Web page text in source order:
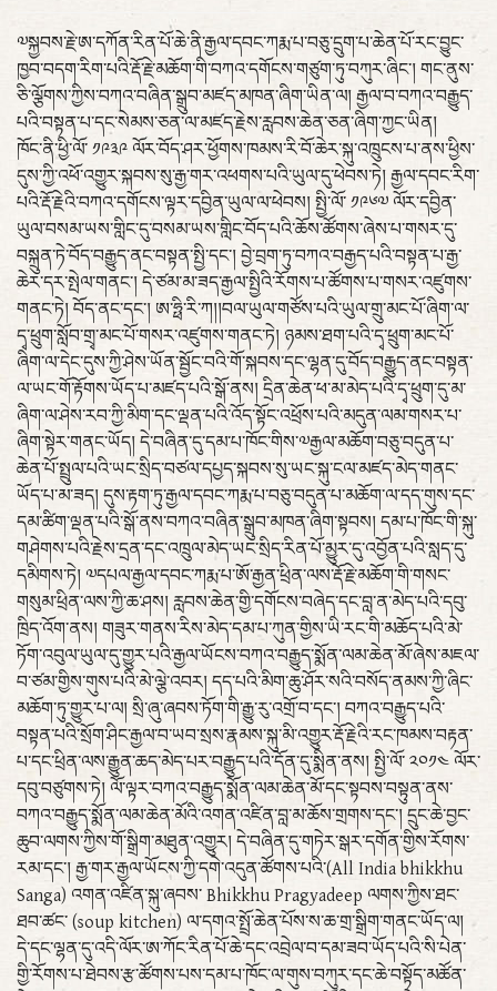
༧སྐྱབས་རྗེ་ཨ་དཀོན་རིན་པོ་ཆེ་ནི་རྒྱལ་དབང་ཀརྨ་པ་བཅུ་དྲུག་པ་ཆེན་པོ་རང་བྱུང་
ཁྱབ་བདག་རིག་པའི་རྡོ་རྗེ་མཆོག་གི་བཀའ་དགོངས་གཙུག་ཏུ་བཀུར་ཞིང་། གང་ནུས་
ཅི་ལྕོགས་ཀྱིས་བཀའ་བཞིན་སྒྲུབ་མཛད་མཁན་ཞིག་ཡིན་ལ། རྒྱལ་བ་བཀའ་བརྒྱུད་
པའི་བསྟན་པ་དང་སེམས་ཅན་ལ་མཛད་རྗེས་རླབས་ཆེན་ཅན་ཞིག་ཀྱང་ཡིན།
ཁོང་ནི་ཕྱི་ལོ་ ༡༩༣༩ ལོར་བོད་ཤར་ཕྱོགས་ཁམས་རི་བོ་ཆེར་སྐུ་འཁྲུངས་པ་ནས་ཕྱིས་
དུས་ཀྱི་འཕོ་འགྱུར་སྐབས་སུ་རྒྱ་གར་འཕགས་པའི་ཡུལ་དུ་ཕེབས་ཏེ། རྒྱལ་དབང་རིག་
པའི་རྡོ་རྗེའི་བཀའ་དགོངས་ལྟར་དབྱིན་ཡུལ་ལ་ཕེབས། སྤྱི་ལོ་ ༡༩༦༧ ལོར་དབྱིན་
ཡུལ་བསམ་ཡས་གླིང་དུ་བསམ་ཡས་གླིང་བོད་པའི་ཆོས་ཚོགས་ཞེས་པ་གསར་དུ་
བསྐྲུན་ཏེ་བོད་བརྒྱུད་ནང་བསྟན་སྤྱི་དང་། བྱེ་བྲག་ཏུ་བཀའ་བརྒྱད་པའི་བསྟན་པ་རྒྱ་
ཆེར་དར་སྤེལ་གནང་། དེ་ཙམ་མ་ཟད་རྒྱལ་སྤྱིའི་རོགས་པ་ཚོགས་པ་གསར་འཛུགས་
གནང་ཏེ། བོད་ནང་དང་། ཨ་ཧྥི་རི་ཀ།།བལ་ཡུལ་གཙོས་པའི་ཡུལ་གྲུ་མང་པོ་ཞིག་ལ་
དྭ་ཕྲུག་སློབ་གྲྭ་མང་པོ་གསར་འཛུགས་གནང་ཏེ། ཉམས་ཐག་པའི་དྭ་ཕྲུག་མང་པོ་
ཞིག་ལ་དེང་དུས་ཀྱི་ཤེས་ཡོན་སྦྱོང་བའི་གོ་སྐབས་དང་ལྷན་དུ་བོད་བརྒྱུད་ནང་བསྟན་
ལ་ཡང་གོ་རྟོགས་ཡོད་པ་མཛད་པའི་སྒོ་ནས། དྲིན་ཆེན་ཕ་མ་མེད་པའི་དྭ་ཕྲུག་དུ་མ་
ཞིག་ལ་ཤེས་རབ་ཀྱི་མིག་དང་ལྡན་པའི་འོད་སྟོང་འཕྲོས་པའི་མདུན་ལམ་གསར་པ་
ཞིག་སྟེར་གནང་ཡོད། དེ་བཞིན་དུ་དམ་པ་ཁོང་གིས་༧རྒྱལ་མཆོག་བཅུ་བདུན་པ་
ཆེན་པོ་སྤྲུལ་པའི་ཡང་སྲིད་བཙལ་དཔྱད་སྐབས་སུ་ཡང་སྐུ་ངལ་མཛད་མེད་གནང་
ཡོད་པ་མ་ཟད། དུས་རྟག་ཏུ་རྒྱལ་དབང་ཀརྨ་པ་བཅུ་བདུན་པ་མཆོག་ལ་དད་གུས་དང་
དམ་ཚིག་ལྡན་པའི་སྒོ་ནས་བཀའ་བཞིན་སྒྲུབ་མཁན་ཞིག་སྟབས། དམ་པ་ཁོང་གི་སྐུ་
གཤེགས་པའི་རྗེས་དྲན་དང་འཁྲུལ་མེད་ཡང་སྲིད་རིན་པོ་མྱུར་དུ་འབྱོན་པའི་སླད་དུ་
དམིགས་ཏེ། ༧དཔལ་རྒྱལ་དབང་ཀརྨ་པ་ཨོ་རྒྱན་ཕྲིན་ལས་རྡོ་རྗེ་མཆོག་གི་གསང་
གསུམ་ཕྲིན་ལས་ཀྱི་ཆ་ཤས། རླབས་ཆེན་གྱི་དགོངས་བཞེད་དང་བླ་ན་མེད་པའི་དབུ་
ཁྲིད་འོག་ནས། གཟུར་གནས་རིས་མེད་དམ་པ་ཀུན་གྱིས་ཡི་རང་གི་མཆོད་པའི་མེ་
ཏོག་འབུལ་ཡུལ་དུ་གྱུར་པའི་རྒྱལ་ཡོངས་བཀའ་བརྒྱུད་སྨོན་ལམ་ཆེན་མོ་ཞེས་མཇལ་
བ་ཙམ་གྱིས་གུས་པའི་མེ་ལྕེ་འབར། དད་པའི་མིག་ཆུ་ཤོར་སའི་བསོད་ནམས་ཀྱི་ཞིང་
མཆོག་ཏུ་གྱུར་པ་ལ། སྲི་ཞུ་ཞབས་ཏོག་གི་རྒྱུ་རུ་འགྲོ་བ་དང་། བཀའ་བརྒྱུད་པའི་
བསྟན་པའི་སྲོག་ཤིང་རྒྱལ་བ་ཡབ་སྲས་རྣམས་སྐུ་མི་འགྱུར་རྡོ་རྗེའི་རང་ཁམས་བརྟན་
པ་དང་ཕྲིན་ལས་རྒྱུན་ཆད་མེད་པར་བརྒྱུད་པའི་དོན་དུ་སྨིན་ནས། སྤྱི་ལོ་ ༢༠༡༤ ལོར་
དབུ་བཙུགས་ཏེ། ལོ་ལྟར་བཀའ་བརྒྱུད་སྨོན་ལམ་ཆེན་མོ་དང་སྟབས་བསྟུན་ནས་
བཀའ་བརྒྱུད་སྨོན་ལམ་ཆེན་མོའི་འགན་འཛིན་བླ་མ་ཆོས་གྲགས་དང་། དྲུང་ཆེ་བྱང་
ཆུབ་ལགས་ཀྱིས་གོ་སྒྲིག་མཐུན་འགྱུར། དེ་བཞིན་དུ་གཏེར་སྒར་དགོན་གྱིས་རོགས་
རམ་དང་། རྒྱ་གར་རྒྱལ་ཡོངས་ཀྱི་དགེ་འདུན་ཚོགས་པའི་(All India bhikkhu
Sanga) འགན་འཛིན་སྐུ་ཞབས་ Bhikkhu Pragyadeep ལགས་ཀྱིས་ཐང་
ཐབ་ཚང་ (soup kitchen) ལ་དགའ་སྤྲོ་ཆེན་པོས་ས་ཆ་གྲ་སྒྲིག་གནང་ཡོད་ལ།
དེ་དང་ལྷན་དུ་འདི་ལོར་ཨ་ཀོང་རིན་པོ་ཆེ་དང་འབྲེལ་བ་དམ་ཟབ་ཡོད་པའི་སི་པེན་
གྱི་རོགས་པ་ཐེབས་རྩ་ཚོགས་པས་དམ་པ་ཁོང་ལ་གུས་བཀུར་དང་ཆེ་བསྟོད་མཚོན་